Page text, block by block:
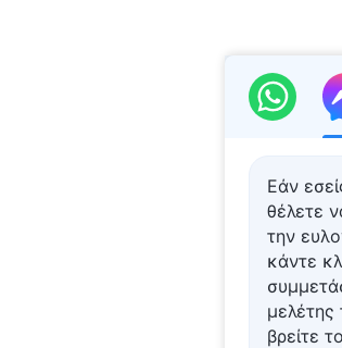
Εάν
θέλετε
την
κάντε
μελέτης
βρείτε